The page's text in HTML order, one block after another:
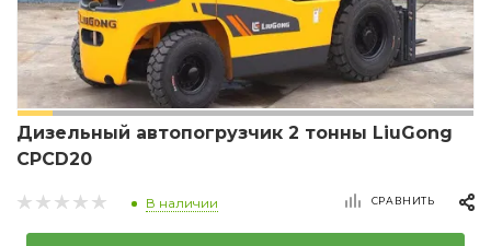
Дизельный автопогрузчик 2 тонны LiuGong
CPCD20
В наличии СРАВНИТЬ